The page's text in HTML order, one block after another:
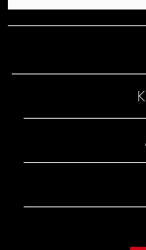
Dreifaches